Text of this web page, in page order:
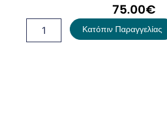
75.00€
Βάπτισης
Κατόπιν Παραγγελίας